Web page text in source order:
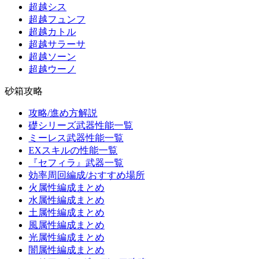
超越シス
超越フュンフ
超越カトル
超越サラーサ
超越ソーン
超越ウーノ
砂箱攻略
攻略/進め方解説
礎シリーズ武器性能一覧
ミーレス武器性能一覧
EXスキルの性能一覧
『セフィラ』武器一覧
効率周回編成/おすすめ場所
火属性編成まとめ
水属性編成まとめ
土属性編成まとめ
風属性編成まとめ
光属性編成まとめ
闇属性編成まとめ